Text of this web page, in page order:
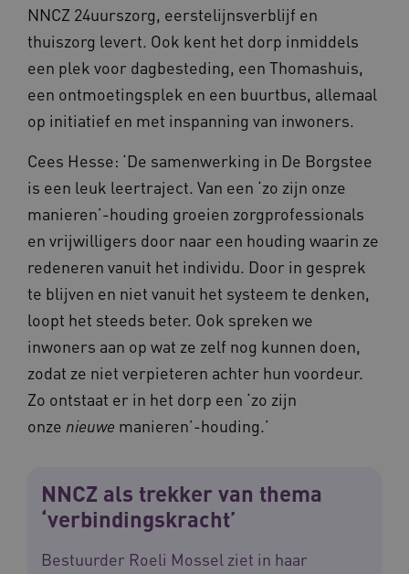
NNCZ 24uurszorg, eerstelijnsverblijf en
thuiszorg levert. Ook kent het dorp inmiddels
een plek voor dagbesteding, een Thomashuis,
een ontmoetingsplek en een buurtbus, allemaal
op initiatief en met inspanning van inwoners.
Cees Hesse: ‘De samenwerking in De Borgstee
is een leuk leertraject. Van een ‘zo zijn onze
manieren’-houding groeien zorgprofessionals
en vrijwilligers door naar een houding waarin ze
redeneren vanuit het individu. Door in gesprek
te blijven en niet vanuit het systeem te denken,
loopt het steeds beter. Ook spreken we
inwoners aan op wat ze zelf nog kunnen doen,
zodat ze niet verpieteren achter hun voordeur.
Zo ontstaat er in het dorp een ‘zo zijn
onze nieuwe manieren’-houding.’
NNCZ als trekker van thema
‘verbindingskracht’
Bestuurder Roeli Mossel ziet in haar
Provider/
UMB_SESSION
www.waardigheidentrots.nl
BCSessionID vilans.blueconic.net
__Secure-ROLLOUT_TOKEN .youtube.com
ARRAffinity
Microsoft Corporation
AWSALBCORS
Amazon.com Inc.
Google Privacy Policy